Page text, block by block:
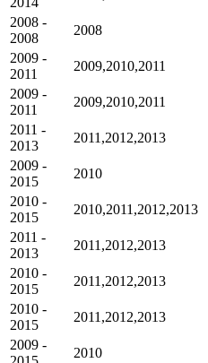
2008 -
2008
2008
2009 -
2011
2009,2010,2011
2009 -
2011
2009,2010,2011
2011 -
2013
2011,2012,2013
2009 -
2015
2010
2010 -
2015
2010,2011,2012,2013
2011 -
2013
2011,2012,2013
2010 -
2015
2011,2012,2013
2010 -
2015
2011,2012,2013
2009 -
2010